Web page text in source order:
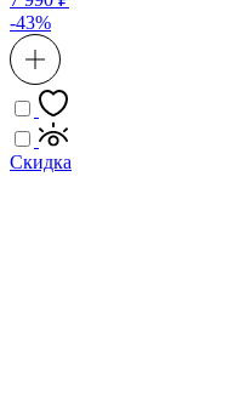
-43%
Скидка